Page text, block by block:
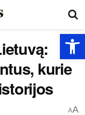
kurie
AA